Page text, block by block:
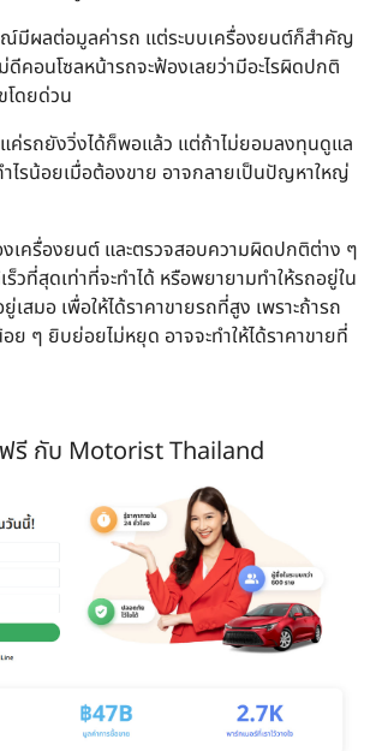
มีผลต่อมูลค่ารถ แต่ระบบเครื่องยนต์ก็สำคัญ
คอนโซลหน้ารถจะฟ้องเลยว่ามีอะไรผิดปกติ
โดยด่วน
ค่รถยังวิ่งได้ก็พอแล้ว แต่ถ้าไม่ยอมลงทุนดูแล
ำไรน้อยเมื่อต้องขาย อาจกลายเป็นปัญหาใหญ่
เครื่องยนต์ และตรวจสอบความผิดปกติต่าง ๆ
วที่สุดเท่าที่จะทำได้ หรือพยายามทำให้รถอยู่ใน
สมอ เพื่อให้ได้ราคาขายรถที่สูง เพราะถ้ารถ
ย ๆ ยิบย่อยไม่หยุด อาจจะทำให้ได้ราคาขายที่
ฟรี กับ Motorist Thailand